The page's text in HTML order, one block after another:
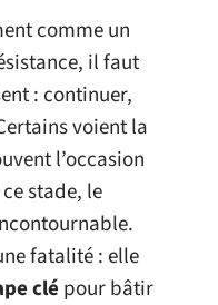
comme un
il faut
: continuer,
voient la
l’occasion
stade, le
fatalité : elle
clé pour bâtir